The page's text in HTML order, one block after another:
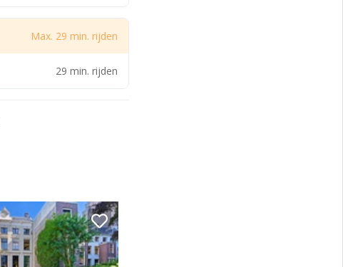
Max. 29 min. rijden
29 min. rijden